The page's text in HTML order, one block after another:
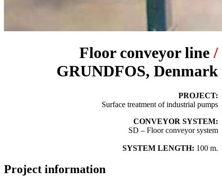
Floor conveyor line/
GRUNDFOS, Denmark
PROJECT:
Surface treatment of industrial pumps
CONVEYOR SYSTEM:
SD – Floor conveyor system
SYSTEM LENGTH: 100 m.
Project information